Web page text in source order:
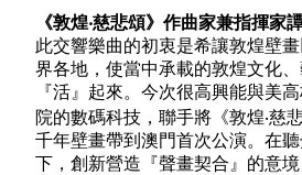
《敦煌‧慈悲頌》作曲家兼指揮家
此交響樂曲的初衷是希讓敦煌壁
界各地，使當中承載的敦煌文化
『活』起來。今次很高興能與美
院的數碼科技，聯手將《敦煌‧慈
千年壁畫帶到澳門首次公演。在
下，創新營造『聲畫契合』的意